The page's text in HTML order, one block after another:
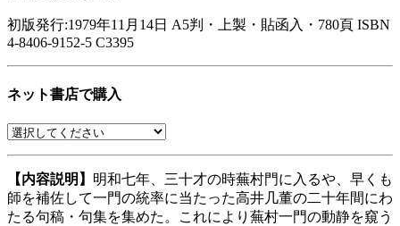
初版発行:1979年11月14日 A5判・上製・貼函入・780頁 ISBN
4-8406-9152-5 C3395
ネット書店で購入
【内容説明】 明和七年、三十才の時蕪村門に入るや、早くも
師を補佐して一門の統率に当たった高井几董の二十年間にわ
たる句稿・句集を集めた。これにより蕪村一門の動静を窺う